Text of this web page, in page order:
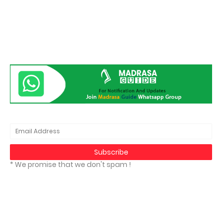
* We promise that we don't spam !